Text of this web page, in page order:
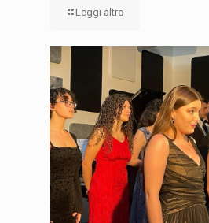
Leggi altro